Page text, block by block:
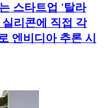
스타트업 '탈라
리콘에 직접 각
엔비디아 추론 시